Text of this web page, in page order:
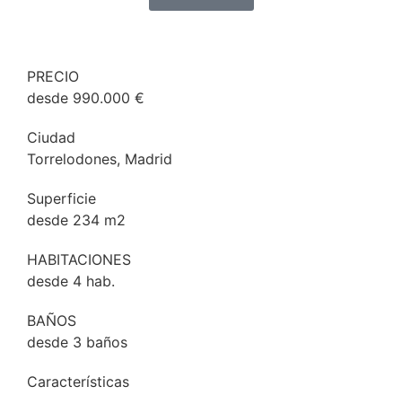
PRECIO
desde 990.000 €
Ciudad
Torrelodones, Madrid
Superficie
desde 234 m2
HABITACIONES
desde 4 hab.
BAÑOS
desde 3 baños
Características